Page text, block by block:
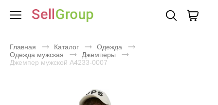
Главная Каталог
Одежда
Одежда мужская
Джемперы
Джемпер мужской A4233-0007